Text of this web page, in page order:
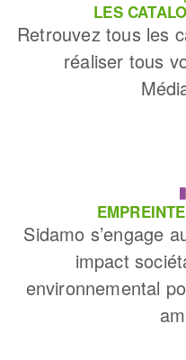
LES
Retrouvez tous les
réaliser tous
Sidamo s’engage
impact
environnemental